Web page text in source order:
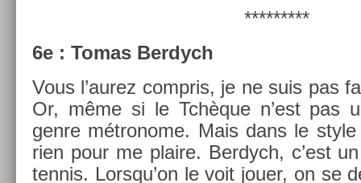
*********
6e : Tomas Be­rdych
Vous l’aurez com­pris, je ne suis pas
Or, même si le Tchèque n’est pas
genre métronome. Mais dans le
rien pour me plaire. Be­rdych, c’est
ten­nis. Lorsqu’on le voit jouer, on se